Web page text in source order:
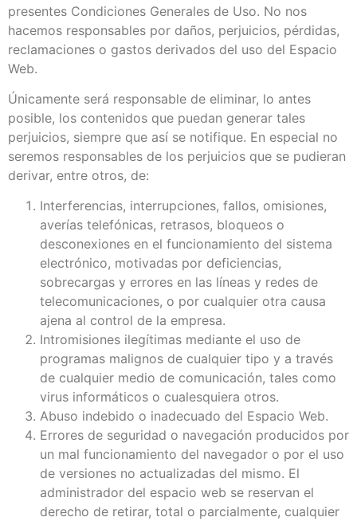
presentes Condiciones Generales de Uso. No nos
hacemos responsables por daños, perjuicios, pérdidas,
reclamaciones o gastos derivados del uso del Espacio
Web.
Únicamente será responsable de eliminar, lo antes
posible, los contenidos que puedan generar tales
perjuicios, siempre que así se notifique. En especial no
seremos responsables de los perjuicios que se pudieran
derivar, entre otros, de:
Interferencias, interrupciones, fallos, omisiones,
averías telefónicas, retrasos, bloqueos o
desconexiones en el funcionamiento del sistema
electrónico, motivadas por deficiencias,
sobrecargas y errores en las líneas y redes de
telecomunicaciones, o por cualquier otra causa
ajena al control de la empresa.
Intromisiones ilegítimas mediante el uso de
programas malignos de cualquier tipo y a través
de cualquier medio de comunicación, tales como
virus informáticos o cualesquiera otros.
Abuso indebido o inadecuado del Espacio Web.
Errores de seguridad o navegación producidos por
un mal funcionamiento del navegador o por el uso
de versiones no actualizadas del mismo. El
administrador del espacio web se reservan el
derecho de retirar, total o parcialmente, cualquier